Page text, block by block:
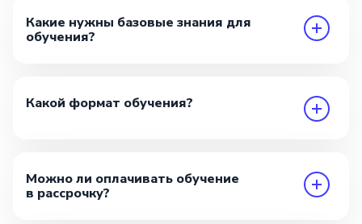
Какие нужны базовые знания для
обучения?
Какой формат обучения?
Можно ли оплачивать обучение
в рассрочку?